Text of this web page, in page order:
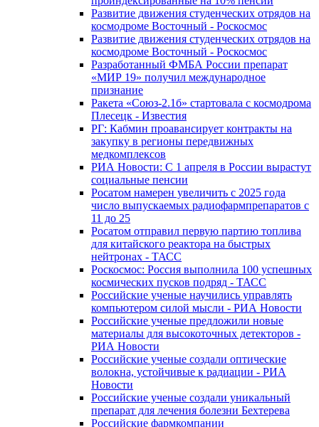
Развитие движения студенческих отрядов на
космодроме Восточный - Роскосмос
Развитие движения студенческих отрядов на
космодроме Восточный - Роскосмос
Разработанный ФМБА России препарат
«МИР 19» получил международное
признание
Ракета «Союз-2.1б» стартовала с космодрома
Плесецк - Известия
РГ: Кабмин проавансирует контракты на
закупку в регионы передвижных
медкомплексов
РИА Новости: С 1 апреля в России вырастут
социальные пенсии
Росатом намерен увеличить с 2025 года
число выпускаемых радиофармпрепаратов с
11 до 25
Росатом отправил первую партию топлива
для китайского реактора на быстрых
нейтронах - ТАСС
Роскосмос: Россия выполнила 100 успешных
космических пусков подряд - ТАСС
Российские ученые научились управлять
компьютером силой мысли - РИА Новости
Российские ученые предложили новые
материалы для высокоточных детекторов -
РИА Новости
Российские ученые создали оптические
волокна, устойчивые к радиации - РИА
Новости
Российские ученые создали уникальный
препарат для лечения болезни Бехтерева
Российские фармкомпании